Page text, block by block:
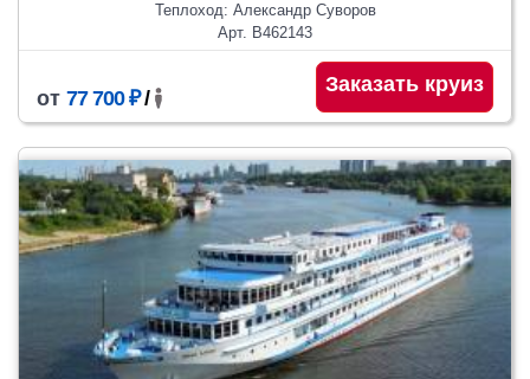
Теплоход: Александр Суворов
Арт. В462143
от 77 700 ₽/
Заказать круиз